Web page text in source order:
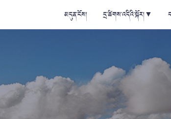
མདུན་ངོས། དྲ་ཚིགས་འདིའི་སྐོར།▼